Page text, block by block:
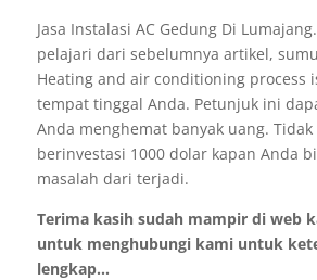
Jasa Instalasi AC Gedung Di
pelajari dari sebelumnya artikel,
Heating and air conditioning process
tempat tinggal Anda. Petunjuk ini
Anda menghemat banyak uang.
berinvestasi 1000 dolar kapan Anda
masalah dari terjadi.
Terima kasih sudah mampir di web
untuk menghubungi kami untuk
lengkap...